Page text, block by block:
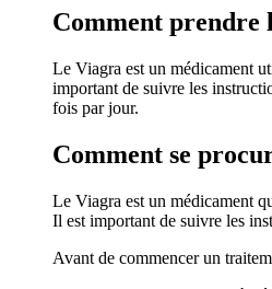
Comment prendre
Le Viagra est un médicament
important de suivre les
fois par jour.
Comment se
Le Viagra est un médicament
Il est important de suivre les
Avant de commencer un